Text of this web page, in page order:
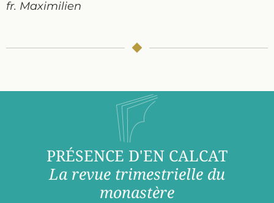
fr. Maximilien
PRÉSENCE D'EN CALCAT
La revue trimestrielle du
monastère